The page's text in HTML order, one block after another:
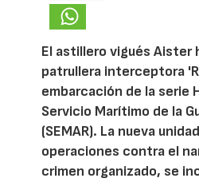
El astillero vigués Aister
patrullera interceptora
embarcación de la serie
Servicio Marítimo de la
(SEMAR). La nueva
operaciones contra el
crimen organizado, se